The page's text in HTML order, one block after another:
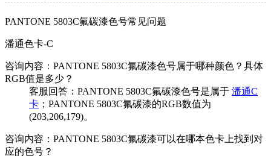
PANTONE 5803C氟碳漆色号常见问题
潘通色卡-C
咨询内容：PANTONE 5803C氟碳漆色号属于哪种颜色？具体
RGB值是多少？
客服回答：PANTONE 5803C氟碳漆色号是属于 潘通C
卡 ；PANTONE 5803C氟碳漆的RGB数值为
(203,206,179)。
咨询内容：PANTONE 5803C氟碳漆可以在哪本色卡上找到对
应的色号？